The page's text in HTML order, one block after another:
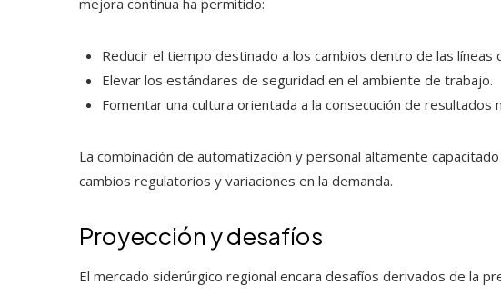
Reducir el tiempo destinado a los cambios dentro de las líneas
Elevar los estándares de seguridad en el ambiente de trabajo.
Fomentar una cultura orientada a la consecución de resultados
La combinación de automatización y personal altamente
cambios regulatorios y variaciones en la demanda.
Proyección y desafíos
El mercado siderúrgico regional encara desafíos derivados de la